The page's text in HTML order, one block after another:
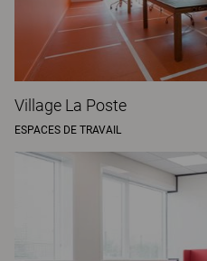
Village La Poste
ESPACES DE TRAVAIL